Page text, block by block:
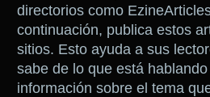
directorios como
continuación, publica estos
sitios. Esto ayuda a sus
sabe de lo que está
información sobre el tema